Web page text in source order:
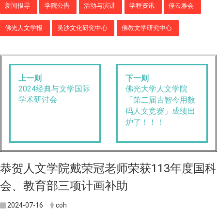
新闻报导 学院公告 活动与演讲 学程资讯 停云雅会
佛光人文学报 吴沙文化研究中心 佛教文学研究中心
上一则
2024经典与文学国际
学术研讨会
下一则
佛光大学人文学院
「第二届古智今用数
码人文竞赛 」成绩出
炉了！！！
恭贺人文学院戴荣冠老师荣获113年度国科
会、教育部三项计画补助
2024-07-16 coh